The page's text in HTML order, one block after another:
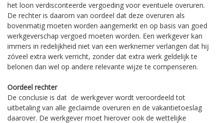
het loon verdisconteerde vergoeding voor eventuele overuren.
De rechter is daarom van oordeel dat deze overuren als
bovenmatig moeten worden aangemerkt en op basis van goed
werkgeverschap vergoed moeten worden. Een werkgever kan
immers in redelijkheid niet van een werknemer verlangen dat hij
zóveel extra werk verricht, zonder dat extra werk geldelijk te
belonen dan wel op andere relevante wijze te compenseren.
Oordeel rechter
De conclusie is dat de werkgever wordt veroordeeld tot
uitbetaling van alle geclaimde overuren en de vakantietoeslag
daarover. De werkgever moet hierover ook de wettelijke